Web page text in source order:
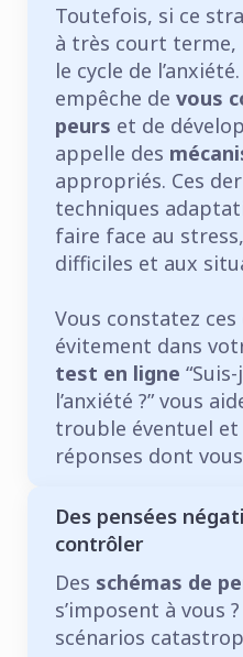
Toutefois, si ce
à très court
le cycle de
empêche de vous
peurs et de
appelle des
appropriés. Ces
techniques
faire face au
difficiles et aux
Vous constatez
évitement dans
test en ligne
l’anxiété ?” vous
trouble éventuel
réponses dont
Des pensées
contrôler
Des schémas de
s’imposent à vous
scénarios